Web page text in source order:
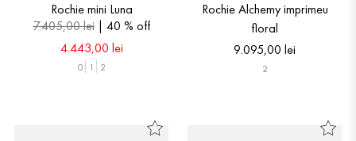
Rochie mini Luna
7.405,00lei 40 % off
4.443,00 lei
0 1 2
Rochie Alchemy imprimeu
floral
9.095,00 lei
2